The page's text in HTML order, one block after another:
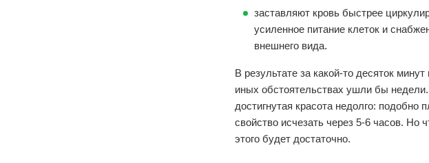
заставляют кровь быстрее
усиленное питание клеток и
внешнего вида.
В результате за какой-то десяток
иных обстоятельствах ушли бы
достигнутая красота недолго:
свойство исчезать через 5-6 часов. Но
этого будет достаточно.